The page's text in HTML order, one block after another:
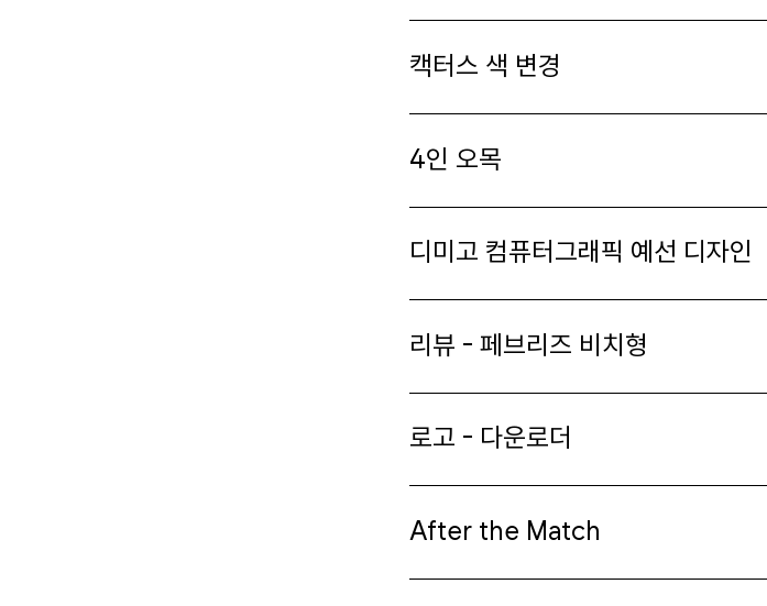
캑터스 색 변경
4인 오목
디미고 컴퓨터그래픽 예선 디자인
리뷰 - 페브리즈 비치형
로고 - 다운로더
After the Match